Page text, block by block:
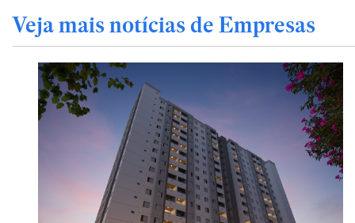
Veja mais notícias de Empresas